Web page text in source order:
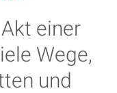
einer
Wege,
und